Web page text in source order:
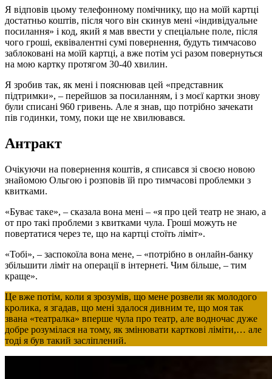
Я відповів цьому телефонному помічнику, що на моїй картці
достатньо коштів, після чого він скинув мені «індивідуальне
посилання» і код, який я мав ввести у спеціальне поле, після
чого гроші, еквівалентні сумі повернення, будуть тимчасово
заблоковані на моїй картці, а вже потім усі разом повернуться
на мою картку протягом 30-40 хвилин.
Я зробив так, як мені і пояснював цей «представник
підтримки», – перейшов за посиланням, і з моєї картки знову
були списані 960 гривень. Але я знав, що потрібно зачекати
пів годинки, тому, поки ще не хвилювався.
Антракт
Очікуючи на повернення коштів, я списався зі своєю новою
знайомою Ольгою і розповів їй про тимчасові проблемки з
квитками.
«Буває таке», – сказала вона мені – «я про цей театр не знаю, а
от про такі проблеми з квитками чула. Гроші можуть не
повертатися через те, що на картці стоїть ліміт».
«Тобі», – заспокоїла вона мене, – «потрібно в онлайн-банку
збільшити ліміт на операції в інтернеті. Чим більше, – тим
краще».
Це вже потім, коли я зрозумів, що мене розвели як молодого
кролика, я згадав, що мені здалося дивним те, що моя так
звана «театралка» вперше чула про театр, але водночас дуже
добре розумілася на тому, як змінювати карткові ліміти,… але
тоді я був такий засліплений.